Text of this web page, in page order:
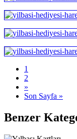
1
2
»
Son Sayfa »
Benzer